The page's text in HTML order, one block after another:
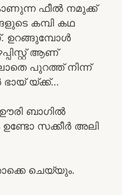
ഫീൽ നമുക്ക്
കമ്പി കഥ
ഉറങ്ങുമ്പോൾ
ആണ്
പുറത്ത് നിന്ന്
ഭായ് യ്ക്ക്…
ബാഗിൽ
സക്കീർ അലി
ചെയ്യും.